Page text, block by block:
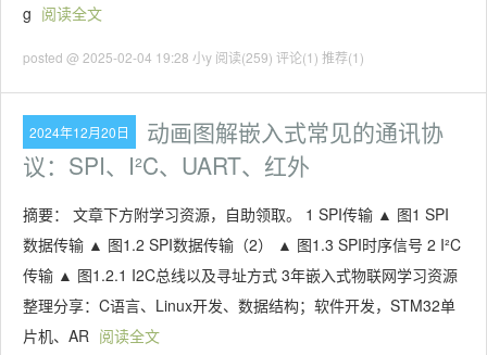
g 阅读全文
posted @ 2025-02-04 19:28 小y 阅读(259) 评论(1) 推荐(1)
2024年12月20日
动画图解嵌入式常见的通讯协
议：SPI、I²C、UART、红外
摘要： 文章下方附学习资源，自助领取。 1 SPI传输 ▲ 图1 SPI
数据传输 ▲ 图1.2 SPI数据传输（2） ▲ 图1.3 SPI时序信号 2 I²C
传输 ▲ 图1.2.1 I2C总线以及寻址方式 3年嵌入式物联网学习资源
整理分享：C语言、Linux开发、数据结构；软件开发，STM32单
片机、AR 阅读全文